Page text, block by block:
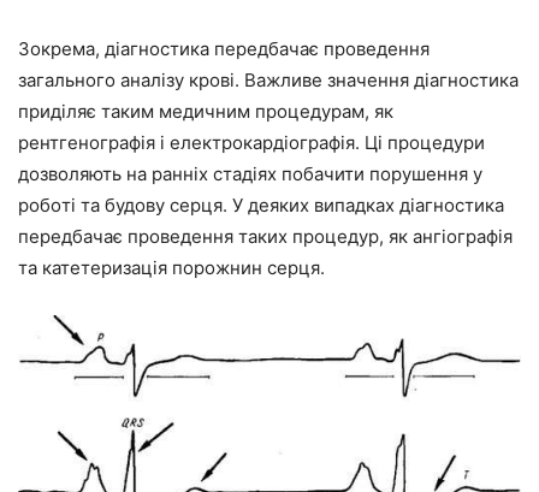
Зокрема, діагностика передбачає проведення
загального аналізу крові. Важливе значення діагностика
приділяє таким медичним процедурам, як
рентгенографія і електрокардіографія. Ці процедури
дозволяють на ранніх стадіях побачити порушення у
роботі та будову серця. У деяких випадках діагностика
передбачає проведення таких процедур, як ангіографія
та катетеризація порожнин серця.